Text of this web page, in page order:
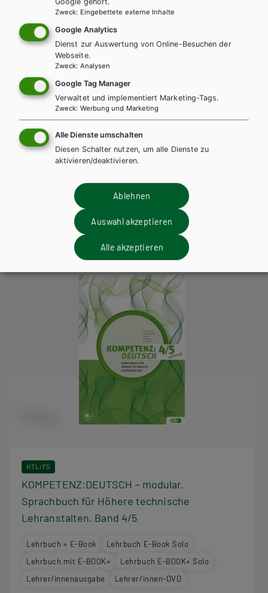
KOMPETENZ:DEUTSCH – modular.
Sprachbuch für Höhere technische
Lehranstalten. Band 3
Lehrbuch + E-Book
Lehrbuch E-Book Solo
Lehrbuch mit E-BOOK+
Lehrbuch E-BOOK+ Solo
Lehrer/innenausgabe
Lehrer/innen-DVD
HTL/FS
KOMPETENZ:DEUTSCH – modular.
Sprachbuch für Höhere technische
Lehranstalten. Band 4/5
Lehrbuch + E-Book
Lehrbuch E-Book Solo
Lehrbuch mit E-BOOK+
Lehrbuch E-BOOK+ Solo
Lehrer/innenausgabe
Lehrer/innen-DVD
Google gehört.
Zweck: Eingebettete externe Inhalte
Google Analytics
Dienst zur Auswertung von Online-Besuchen der
Webseite.
Zweck: Analysen
Google Tag Manager
Verwaltet und implementiert Marketing-Tags.
Zweck: Werbung und Marketing
Alle Dienste umschalten
Diesen Schalter nutzen, um alle Dienste zu
aktivieren/deaktivieren.
Ablehnen
Auswahl akzeptieren
Alle akzeptieren